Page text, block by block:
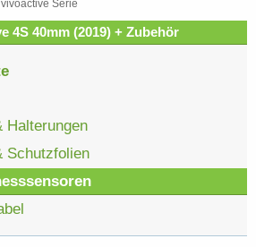
Serie
4S 40mm (2019) + Zubehör
Halterungen
Schutzfolien